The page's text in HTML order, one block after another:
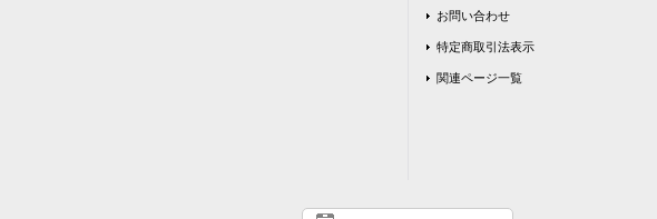
お問い合わせ
特定商取引法表示
関連ページ一覧